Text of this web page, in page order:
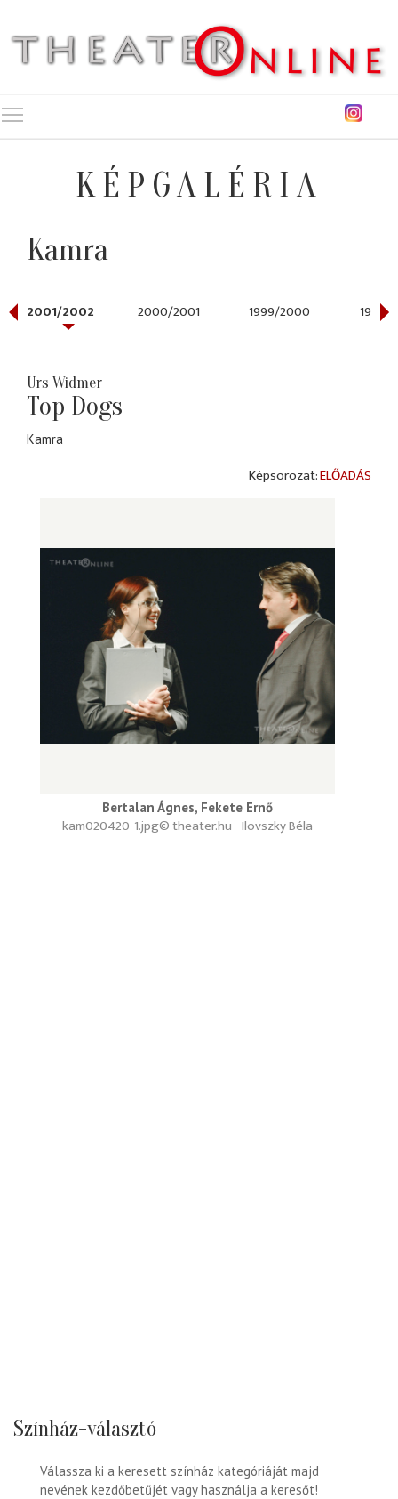
KÉPGALÉRIA
Kamra
2001/2002 2000/2001 1999/2000 1996/
Urs Widmer
Top Dogs
Kamra
ELŐADÁS
Bertalan Ágnes, Fekete Ernő
© theater.hu - Ilovszky Béla
kam020420-1.jpg
Színház-választó
Válassza ki a keresett színház kategóriáját majd
nevének kezdőbetűjét vagy használja a keresőt!